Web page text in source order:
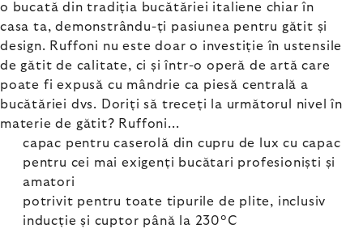
o bucată din tradiția bucătăriei italiene chiar în
casa ta, demonstrându-ți pasiunea pentru gătit și
design. Ruffoni nu este doar o investiție în ustensile
de gătit de calitate, ci și într-o operă de artă care
poate fi expusă cu mândrie ca piesă centrală a
bucătăriei dvs. Doriți să treceți la următorul nivel în
materie de gătit? Ruffoni...
capac pentru caserolă din cupru de lux cu capac
pentru cei mai exigenți bucătari profesioniști și
amatori
potrivit pentru toate tipurile de plite, inclusiv
inducție și cuptor până la 230°C